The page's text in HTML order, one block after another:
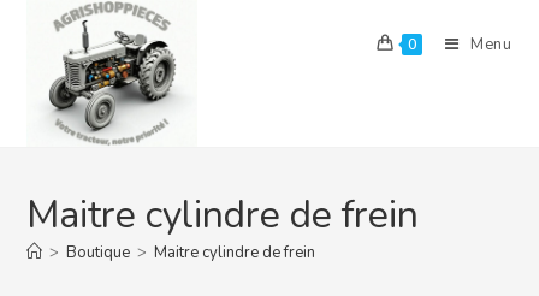
content
0 Menu
Maitre cylindre de frein
> Boutique > Maitre cylindre de frein